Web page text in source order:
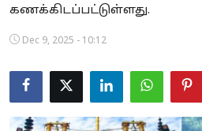
World
Spirituality
Weather
கணக்கிடப்பட்டுள்ளது.
Dec 9, 2025 - 10:12